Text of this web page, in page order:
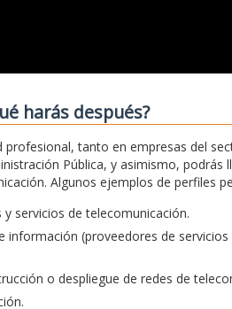
harás después?
tanto en empresas del
Pública, y asimismo, podrás
Algunos ejemplos de perfiles
servicios de telecomunicación.
información (proveedores de
o despliegue de redes de